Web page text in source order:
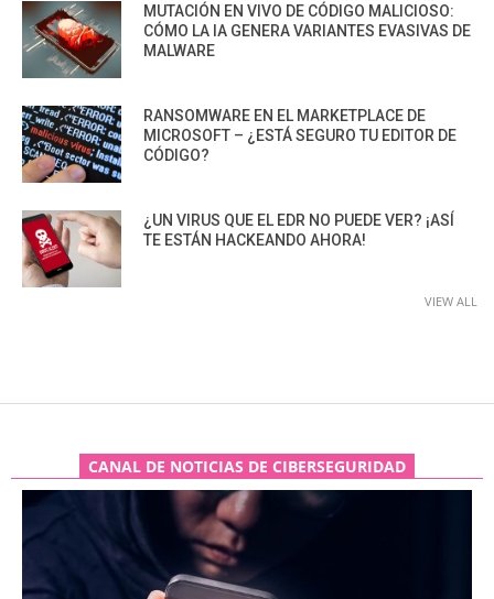
MUTACIÓN EN VIVO DE CÓDIGO MALICIOSO:
CÓMO LA IA GENERA VARIANTES EVASIVAS DE
MALWARE
RANSOMWARE EN EL MARKETPLACE DE
MICROSOFT – ¿ESTÁ SEGURO TU EDITOR DE
CÓDIGO?
¿UN VIRUS QUE EL EDR NO PUEDE VER? ¡ASÍ
TE ESTÁN HACKEANDO AHORA!
VIEW ALL
CANAL DE NOTICIAS DE CIBERSEGURIDAD